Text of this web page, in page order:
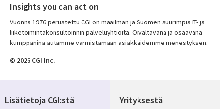
Insights you can act on
Vuonna 1976 perustettu CGI on maailman ja Suomen suurimpia IT- ja
liiketoimintakonsultoinnin palveluyhtiöitä. Oivaltavana ja osaavana
kumppanina autamme varmistamaan asiakkaidemme menestyksen.
© 2026 CGI Inc.
Yrityksestä
Lisätietoja CGI:stä